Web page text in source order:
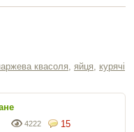
квасоля яйця
курячі
15
4222